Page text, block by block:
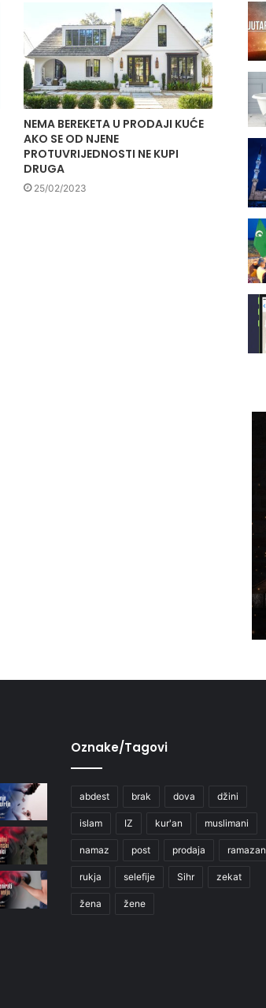
NEMA BEREKETA U PRODAJI KUĆE
AKO SE OD NJENE
PROTUVRIJEDNOSTI NE KUPI
DRUGA
25/02/2023
Oznake/Tagovi
abdest brak dova džini
islam IZ kur'an muslimani
namaz post prodaja ramazan
rukja selefije Sihr zekat
žena žene